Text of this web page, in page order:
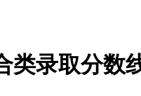
类录取分数